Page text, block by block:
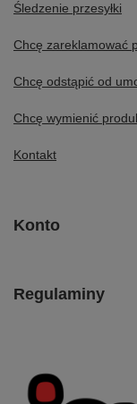
Śledzenie przesyłki
Chcę zareklamować
Chcę odstąpić od
Chcę wymienić
Kontakt
Konto
Regulaminy